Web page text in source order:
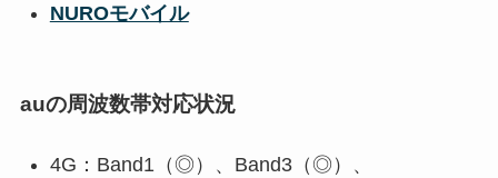
NUROモバイル
auの周波数帯対応状況
4G：Band1（◎）、Band3（◎）、